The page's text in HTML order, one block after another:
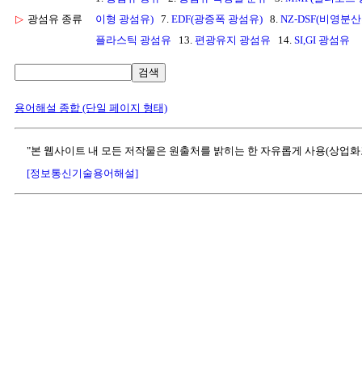
▷ 광섬유 종류
이형 광섬유) 7. EDF(광증폭 광섬유) 8. NZ-DSF(비영분
플라스틱 광섬유 13. 편광유지 광섬유 14. SI,GI 광섬유
검색
용어해설 종합 (단일 페이지 형태)
"본 웹사이트 내 모든 저작물은 원출처를 밝히는 한 자유롭게 사용(상업
[정보통신기술용어해설]